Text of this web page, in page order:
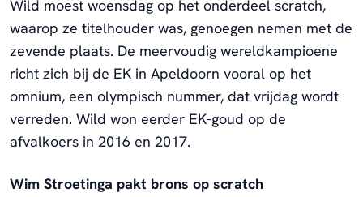
Wild moest woensdag op het onderdeel scratch,
waarop ze titelhouder was, genoegen nemen met de
zevende plaats. De meervoudig wereldkampioene
richt zich bij de EK in Apeldoorn vooral op het
omnium, een olympisch nummer, dat vrijdag wordt
verreden. Wild won eerder EK-goud op de
afvalkoers in 2016 en 2017.
Wim Stroetinga pakt brons op scratch